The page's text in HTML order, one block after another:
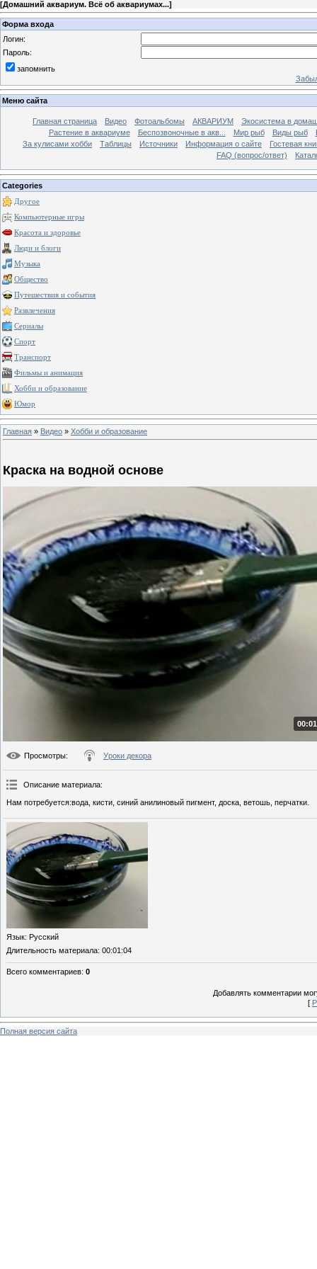
[Домашний аквариум. Всё об аквариумах...]
Форма входа
Логин:
Пароль:
запомнить
Меню сайта
Главная страница Видео Фотоальбомы АКВАРИУМ
Экосистема в
Растение в аквариуме
Беспозвоночные в акв... Мир рыб Виды рыб
За кулисами хобби
Таблицы Источники Информация о сайте
Гостевая
FAQ (вопрос/ответ)
Categories
Другое
Компьютерные игры
Красота и здоровье
Люди и блоги
Музыка
Общество
Путешествия и события
Развлечения
Сериалы
Спорт
Транспорт
Фильмы и анимация
Хобби и образование
Юмор
Главная » Видео » Хобби и образование
Краска на водной основе
Просмотры: Уроки декора
Описание материала:
Нам потребуется:вода, кисти, синий анилиновый пигмент, доска, ветошь, перчатки.
Язык: Русский
Длительность материала: 00:01:04
Всего комментариев: 0
Добавлять комментарии
[
Полная версия сайта